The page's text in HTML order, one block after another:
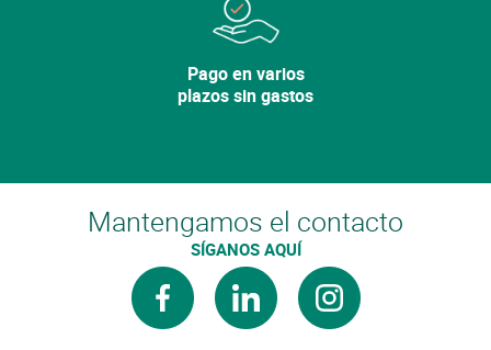
Pago en varios
plazos sin gastos
Mantengamos el contacto
SÍGANOS AQUÍ
facebooklinkedin instagram